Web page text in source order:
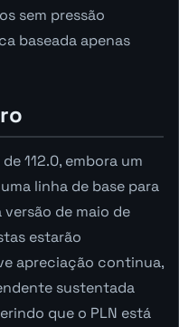
sem pressão
baseada apenas
112.0, embora um
linha de base para
de maio de
estarão
apreciação continua,
sustentada
que o PLN está